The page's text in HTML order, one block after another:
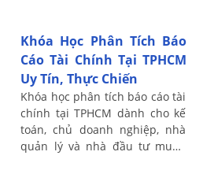
đường và hạ ...
Khóa Học Phân Tích Báo
Cáo Tài Chính Tại TPHCM
Uy Tín, Thực Chiến
Khóa học phân tích báo cáo tài
chính tại TPHCM dành cho kế
toán, chủ doanh nghiệp, nhà
quản lý và nhà đầu tư muốn